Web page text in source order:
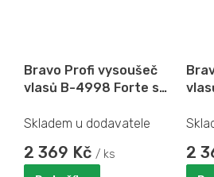
Bravo Profi vysoušeč
vlasů B-4998 Forte s
Skladem u dodavatele
2 369 Kč / ks 2